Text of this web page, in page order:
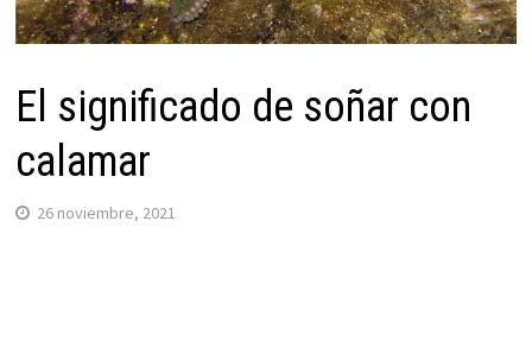
El significado de soñar con
calamar
26 noviembre, 2021